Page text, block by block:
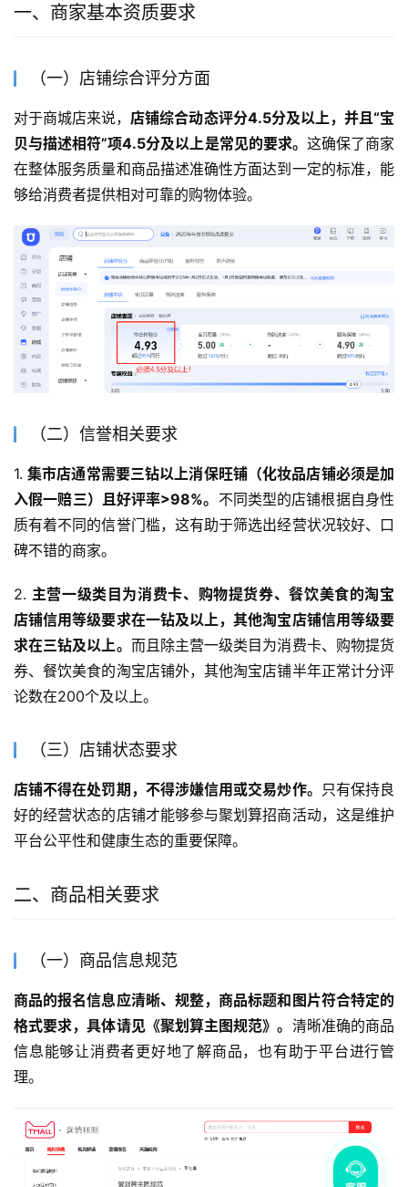
一、商家基本资质要求
（一）店铺综合评分方面
对于商城店来说， 店铺综合动态评分4.5分及以上，并且“宝
贝与描述相符”项4.5分及以上是常见的要求。 这确保了商家
在整体服务质量和商品描述准确性方面达到一定的标准，能
够给消费者提供相对可靠的购物体验。
（二）信誉相关要求
1. 集市店通常需要三钻以上消保旺铺（化妆品店铺必须是加
入假一赔三）且好评率>98%。 不同类型的店铺根据自身性
质有着不同的信誉门槛，这有助于筛选出经营状况较好、口
碑不错的商家。
2. 主营一级类目为消费卡、购物提货券、餐饮美食的淘宝
店铺信用等级要求在一钻及以上，其他淘宝店铺信用等级要
求在三钻及以上。 而且除主营一级类目为消费卡、购物提货
券、餐饮美食的淘宝店铺外，其他淘宝店铺半年正常计分评
论数在200个及以上。
（三）店铺状态要求
店铺不得在处罚期，不得涉嫌信用或交易炒作。 只有保持良
好的经营状态的店铺才能够参与聚划算招商活动，这是维护
平台公平性和健康生态的重要保障。
二、商品相关要求
（一）商品信息规范
商品的报名信息应清晰、规整，商品标题和图片符合特定的
格式要求，具体请见《聚划算主图规范》。 清晰准确的商品
信息能够让消费者更好地了解商品，也有助于平台进行管
理。